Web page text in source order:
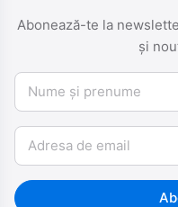
Abonează-te la
și
Nume și prenume
Email